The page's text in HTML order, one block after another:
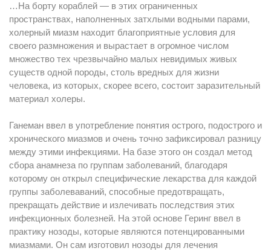
…На борту кораблей — в этих ограниченных
пространствах, наполненных затхлыми водными парами,
холерный миазм находит благоприятные условия для
своего размножения и вырастает в огромное числом
множество тех чрезвычайно малых невидимых живых
существ одной породы, столь вредных для жизни
человека, из которых, скорее всего, состоит заразительный
материал холеры.
Ганеман ввел в употребление понятия острого, подострого и
хронического миазмов и очень точно зафиксировал разницу
между этими инфекциями. На базе этого он создал метод
сбора анамнеза по группам заболеваний, благодаря
которому он открыл специфические лекарства для каждой
группы заболеваваний, способные предотвращать,
прекращать действие и излечивать последствия этих
инфекционных болезней. На этой основе Геринг ввел в
практику нозоды, которые являются потенцированными
миазмами. Он сам изготовил нозоды для лечения